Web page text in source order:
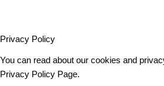
Privacy Policy
You can read about our cookies and
Privacy Policy Page.